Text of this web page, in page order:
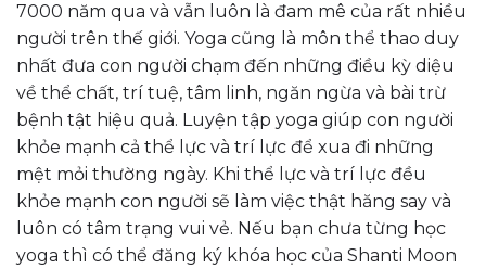
7000 năm qua và vẫn luôn là đam mê của rất nhiều
người trên thế giới. Yoga cũng là môn thể thao duy
nhất đưa con người chạm đến những điều kỳ diệu
về thể chất, trí tuệ, tâm linh, ngăn ngừa và bài trừ
bệnh tật hiệu quả. Luyện tập yoga giúp con người
khỏe mạnh cả thể lực và trí lực để xua đi những
mệt mỏi thường ngày. Khi thể lực và trí lực đều
khỏe mạnh con người sẽ làm việc thật hăng say và
luôn có tâm trạng vui vẻ. Nếu bạn chưa từng học
yoga thì có thể đăng ký khóa học của Shanti Moon